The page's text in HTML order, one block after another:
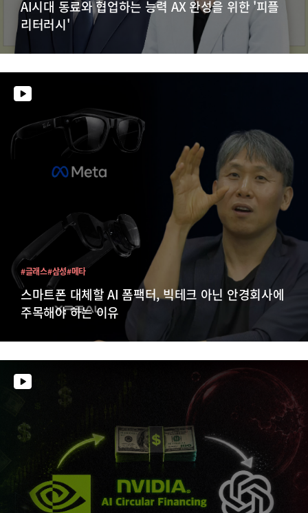
AI시대 동료와 협업하는 능력 AX 완성을 위한 '피플
리터러시'
스마트폰 대체할 AI 폼팩터, 빅테크 아닌 안경회사에
주목해야 하는 이유
#글래스#삼성#메타